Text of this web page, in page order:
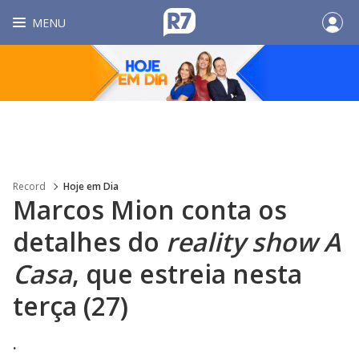
MENU
Record Hoje em Dia
Marcos Mion conta os
detalhes do reality show A
Casa, que estreia nesta
terça (27)
.